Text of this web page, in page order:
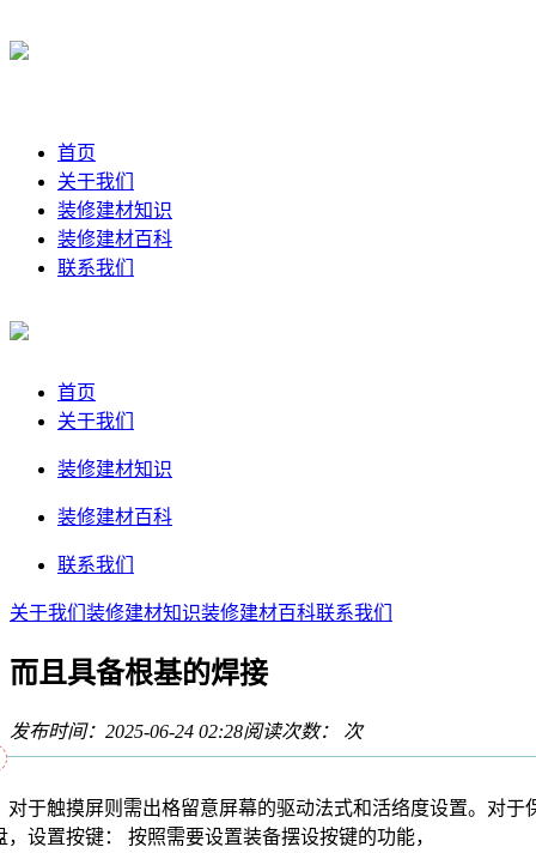
首页
关于我们
装修建材知识
装修建材百科
联系我们
首页
关于我们
装修建材知识
装修建材百科
联系我们
关于我们 装修建材知识装修建材百科联系我们
而且具备根基的焊接
发布时间：2025-06-24 02:28阅读次数： 次
触摸屏则需出格留意屏幕的驱动法式和活络度设置。对于
，设置按键： 按照需要设置装备摆设按键的功能，